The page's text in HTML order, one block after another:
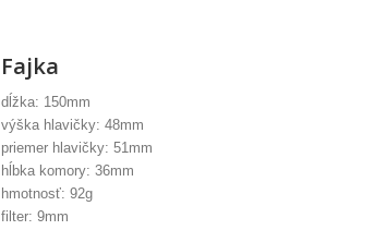
Fajka
dĺžka: 150mm
výška hlavičky: 48mm
priemer hlavičky: 51mm
hĺbka komory: 36mm
hmotnosť: 92g
filter: 9mm